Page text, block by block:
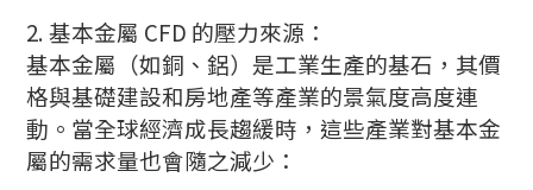
2. 基本金屬 CFD 的壓力來源：
基本金屬（如銅、鋁）是工業生產的基石，其價
格與基礎建設和房地產等產業的景氣度高度連
動。當全球經濟成長趨緩時，這些產業對基本金
屬的需求量也會隨之減少：